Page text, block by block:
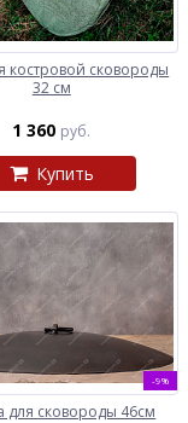
костровой сковороды
32 см
1 360 руб.
Купить
-9%
для сковороды 46см